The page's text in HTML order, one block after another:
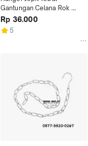
Gantungan Celana Rok
30cm Putih Grosir 12PCS
Murah
Rp 36.000
5